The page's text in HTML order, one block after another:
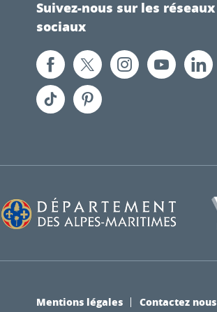
Suivez-nous sur les réseaux
sociaux
Mentions légales Contactez nous